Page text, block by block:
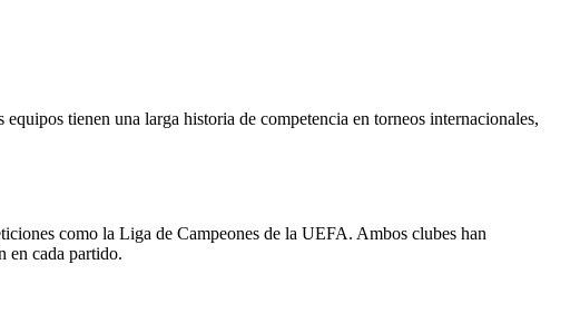
tienen una larga historia de competencia en torneos internacionales,
como la Liga de Campeones de la UEFA. Ambos clubes han
en cada partido.